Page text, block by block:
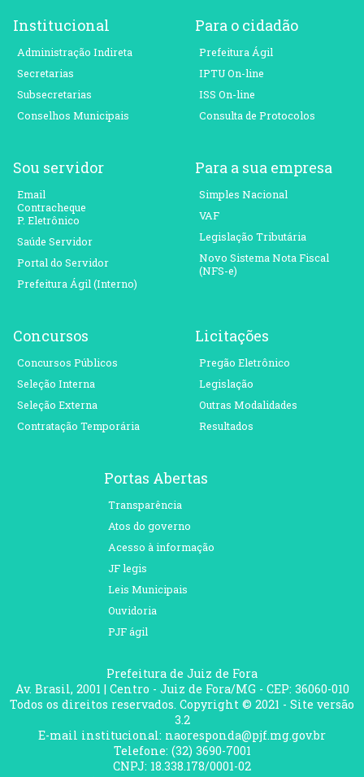
Institucional
Administração Indireta
Secretarias
Subsecretarias
Conselhos Municipais
Para o cidadão
Prefeitura Ágil
IPTU On-line
ISS On-line
Consulta de Protocolos
Sou servidor
Email
Contracheque
P. Eletrônico
Saúde Servidor
Portal do Servidor
Prefeitura Ágil (Interno)
Para a sua empresa
Simples Nacional
VAF
Legislação Tributária
Novo Sistema Nota Fiscal
(NFS-e)
Concursos
Concursos Públicos
Seleção Interna
Seleção Externa
Contratação Temporária
Licitações
Pregão Eletrônico
Legislação
Outras Modalidades
Resultados
Portas Abertas
Transparência
Atos do governo
Acesso à informação
JF legis
Leis Municipais
Ouvidoria
PJF ágil
Prefeitura de Juiz de Fora
Av. Brasil, 2001 | Centro - Juiz de Fora/MG - CEP: 36060-010
Todos os direitos reservados. Copyright © 2021 - Site versão
3.2
E-mail institucional: naoresponda@pjf.mg.gov.br
Telefone: (32) 3690-7001
CNPJ: 18.338.178/0001-02